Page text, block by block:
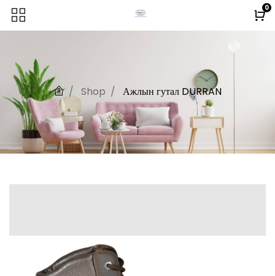
0
Shop Ажлын гутал DURRAN